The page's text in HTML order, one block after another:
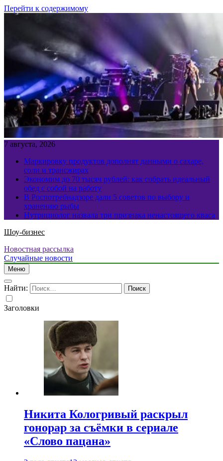
Перейти к содержимому
7 августа, 2026
Маркировку продуктов дополнят данными о сахаре,
соли и трансжирах
Экономим до 70 тысяч рублей: как собрать идеальный
обед с собой на работу
В Роспотребнадзоре дали 5 советов по выбору и
хранению рыбы
Нутрициолог назвала три признака ненастоящего кваса
Шоу-бизнес
Новостная рассылка
Случайные новости
Меню
Найти:
Заголовки
Никита Кологривый раскрыл
гонорар за съёмки в сериале
«Слово пацана»